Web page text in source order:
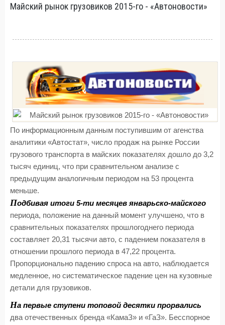
Майский рынок грузовиков 2015-го - «Автоновости»
По информационным данным поступившим от агенства
аналитики «Автостат», число продаж на рынке России
грузового транспорта в майских показателях дошло до 3,2
тысяч единиц, что при сравнительном анализе с
предыдущим аналогичным периодом на 53 процента
меньше.
Подбивая итоги 5-ти месяцев январьско-майского
периода, положение на данный момент улучшено, что в
сравнительных показателях прошлогоднего периода
составляет 20,31 тысячи авто, с падением показателя в
отношении прошлого периода в 47,22 процента.
Пропорционально падению спроса на авто, наблюдается
медленное, но систематическое падение цен на кузовные
детали для грузовиков.
На первые ступени топовой десятки прорвались
два отечественных бренда «КамаЗ» и «ГаЗ». Бесспорное